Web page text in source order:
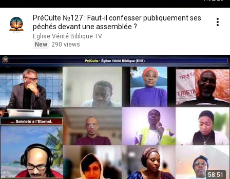
PréCulte №127 : Faut-il confesser publiquement ses
péchés devant une assemblée ?
Eglise Vérité Biblique TV
New
290 views
58:51